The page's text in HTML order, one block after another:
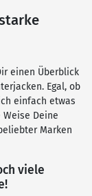
einen Überblick
Egal, ob
einfach etwas
Deine
Marken
viele